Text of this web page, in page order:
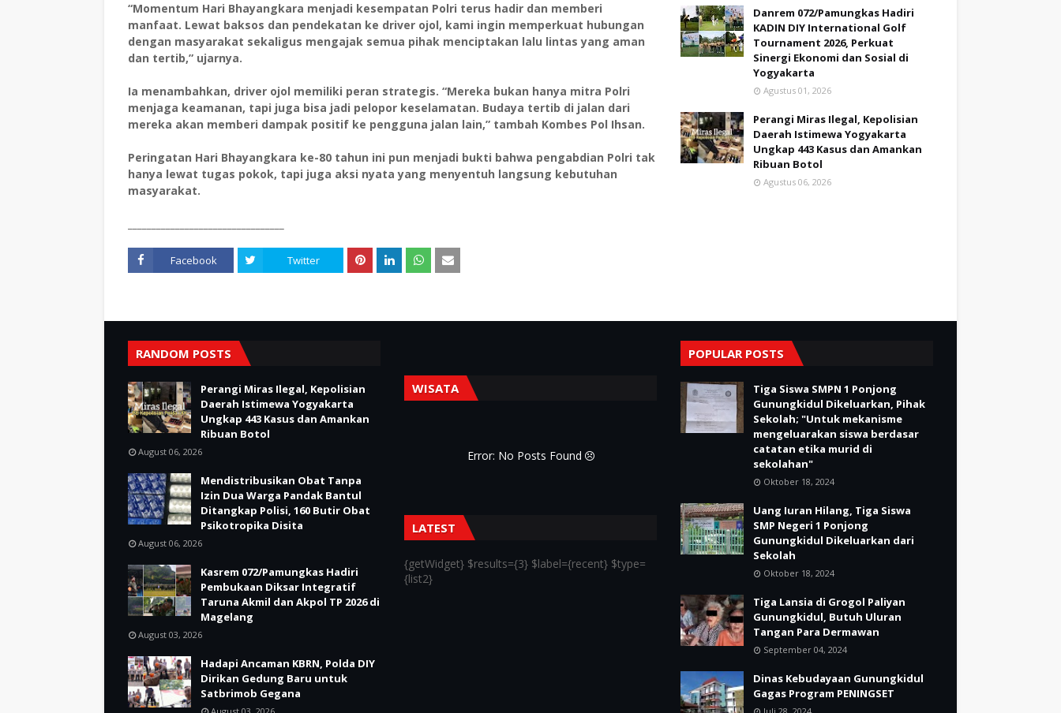
“Momentum Hari Bhayangkara menjadi kesempatan Polri terus hadir dan memberi
manfaat. Lewat baksos dan pendekatan ke driver ojol, kami ingin memperkuat hubungan
dengan masyarakat sekaligus mengajak semua pihak menciptakan lalu lintas yang aman
dan tertib,” ujarnya.
Ia menambahkan, driver ojol memiliki peran strategis. “Mereka bukan hanya mitra Polri
menjaga keamanan, tapi juga bisa jadi pelopor keselamatan. Budaya tertib di jalan dari
mereka akan memberi dampak positif ke pengguna jalan lain,” tambah Kombes Pol Ihsan.
Peringatan Hari Bhayangkara ke-80 tahun ini pun menjadi bukti bahwa pengabdian Polri tak
hanya lewat tugas pokok, tapi juga aksi nyata yang menyentuh langsung kebutuhan
masyarakat.
Facebook Twitter
Danrem 072/Pamungkas Hadiri
KADIN DIY International Golf
Tournament 2026, Perkuat
Sinergi Ekonomi dan Sosial di
Yogyakarta
Agustus 01, 2026
Perangi Miras Ilegal, Kepolisian
Daerah Istimewa Yogyakarta
Ungkap 443 Kasus dan Amankan
Ribuan Botol
Agustus 06, 2026
RANDOM POSTS
Perangi Miras Ilegal, Kepolisian
Daerah Istimewa Yogyakarta
Ungkap 443 Kasus dan Amankan
Ribuan Botol
August 06, 2026
Mendistribusikan Obat Tanpa
Izin Dua Warga Pandak Bantul
Ditangkap Polisi, 160 Butir Obat
Psikotropika Disita
August 06, 2026
Kasrem 072/Pamungkas Hadiri
Pembukaan Diksar Integratif
Taruna Akmil dan Akpol TP 2026 di
Magelang
August 03, 2026
Hadapi Ancaman KBRN, Polda DIY
Dirikan Gedung Baru untuk
Satbrimob Gegana
WISATA
Error: No Posts Found
LATEST
{getWidget} $results={3} $label={recent} $type=
{list2}
POPULAR POSTS
Tiga Siswa SMPN 1 Ponjong
Gunungkidul Dikeluarkan, Pihak
Sekolah; "Untuk mekanisme
mengeluarakan siswa berdasar
catatan etika murid di
sekolahan"
Oktober 18, 2024
Uang Iuran Hilang, Tiga Siswa
SMP Negeri 1 Ponjong
Gunungkidul Dikeluarkan dari
Sekolah
Oktober 18, 2024
Tiga Lansia di Grogol Paliyan
Gunungkidul, Butuh Uluran
Tangan Para Dermawan
September 04, 2024
Dinas Kebudayaan Gunungkidul
Gagas Program PENINGSET